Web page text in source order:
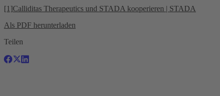
[1]Calliditas Therapeutics und STADA kooperieren | STADA
Als PDF herunterladen
Teilen